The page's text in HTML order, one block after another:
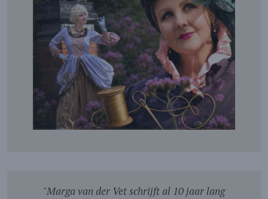
"Marga van der Vet schrijft al 10 jaar lang